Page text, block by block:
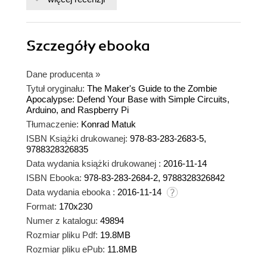
Szczegółyebooka
Dane producenta »
Tytuł oryginału: The Maker's Guide to the Zombie
Apocalypse: Defend Your Base with Simple Circuits,
Arduino, and Raspberry Pi
Tłumaczenie: Konrad Matuk
ISBN Książki drukowanej: 978-83-283-2683-5,
9788328326835
Data wydania książki drukowanej : 2016-11-14
ISBN Ebooka: 978-83-283-2684-2, 9788328326842
Data wydania ebooka : 2016-11-14
Format: 170x230
Numer z katalogu: 49894
Rozmiar pliku Pdf: 19.8MB
Rozmiar pliku ePub: 11.8MB